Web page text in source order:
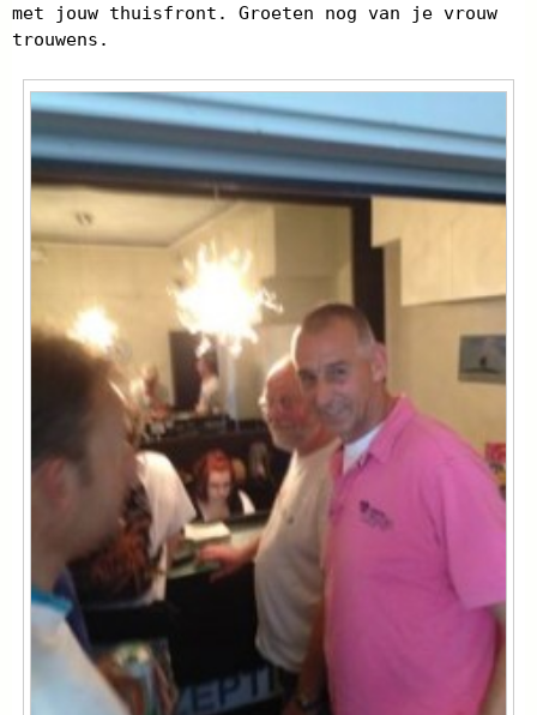
met jouw thuisfront. Groeten nog van je vrouw
trouwens.